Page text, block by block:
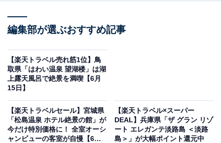
はなわ湯岐温泉 湯遊ランドはなわ（画像出典：楽天トラベル）
「白河・須賀川の50～11室のホテル・旅館」で1位を獲
得しているのは、「はなわ湯岐温泉 湯遊ランドはなわ」
です。
編集部が選ぶおすすめ記事
【楽天トラベル売れ筋1位】鳥
取県「はわい温泉 望湖楼」は湖
上露天風呂で絶景を満喫【6月
15日】
【楽天トラベルセール】宮城県
「松島温泉 ホテル絶景の館」が
今だけ特別価格に！ 全室オーシ
ャンビューの客室が自慢【6月
【楽天トラベル×スーパー
DEAL】兵庫県「ザ グラン リゾ
ート エレガンテ淡路島 ＜淡路
島＞」が大幅ポイント還元中